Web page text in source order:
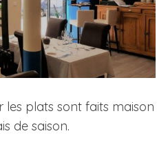
plats sont faits maison
de saison.